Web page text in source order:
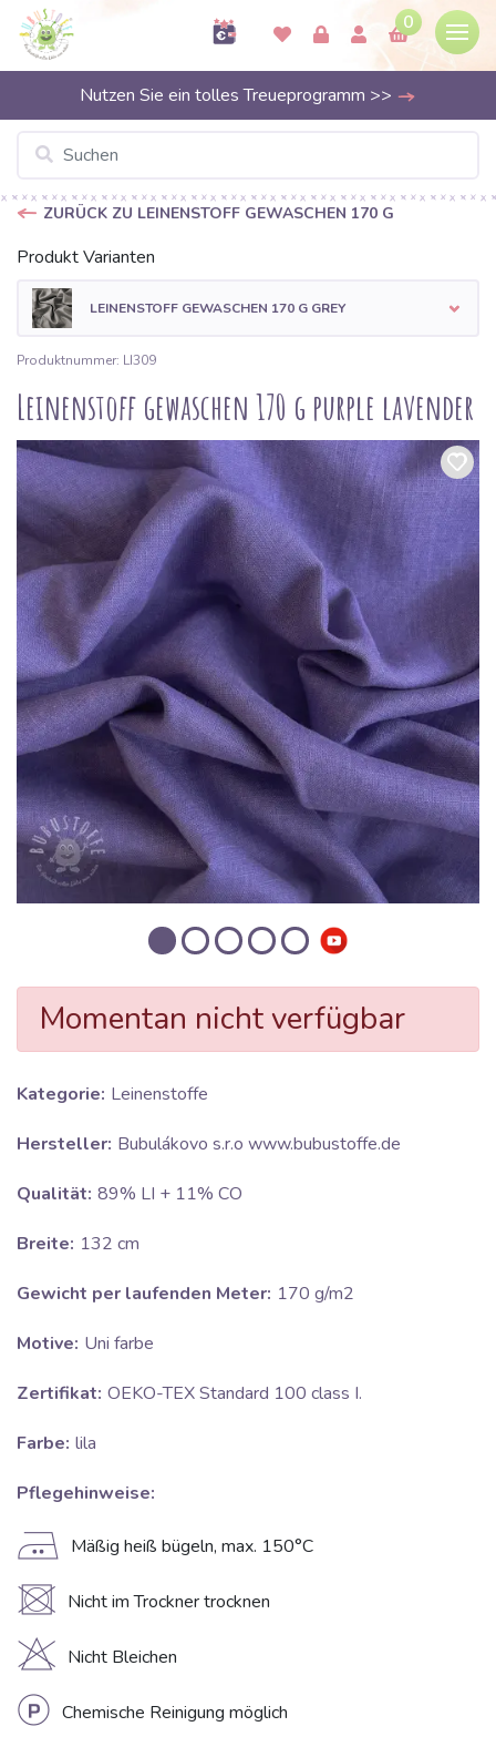
0
Nutzen Sie ein tolles Treueprogramm >>
ZURÜCK ZU LEINENSTOFF GEWASCHEN 170 G
Produkt Varianten
LEINENSTOFF GEWASCHEN 170 G GREY
Produktnummer: LI309
Leinenstoff gewaschen 170 g purple lavender
Momentan nicht verfügbar
Kategorie: Leinenstoffe
Hersteller: Bubulákovo s.r.o www.bubustoffe.de
Qualität: 89% LI + 11% CO
Breite: 132 cm
Gewicht per laufenden Meter: 170 g/m2
Motive: Uni farbe
Zertifikat: OEKO-TEX Standard 100 class I.
Farbe: lila
Pflegehinweise:
E Mäßig heiß bügeln, max. 150°C
U Nicht im Trockner trocknen
H Nicht Bleichen
L Chemische Reinigung möglich